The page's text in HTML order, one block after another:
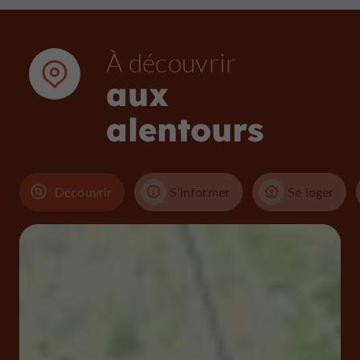
À découvrir
aux
alentours
Découvrir S'informer Se loger